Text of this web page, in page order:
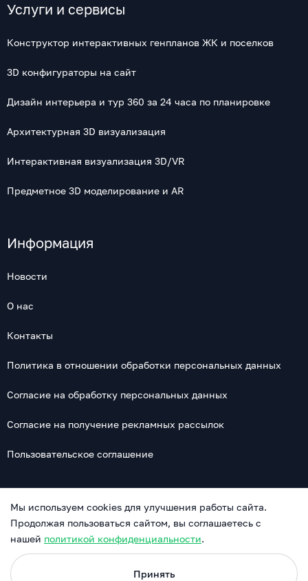
Услуги и сервисы
Конструктор интерактивных генпланов ЖК и поселков
3D конфигураторы на сайт
Дизайн интерьера и тур 360 за 24 часа по планировке
Архитектурная 3D визуализация
Интерактивная визуализация 3D/VR
Предметное 3D моделирование и AR
Информация
Новости
О нас
Контакты
Политика в отношении обработки персональных данных
Согласие на обработку персональных данных
Согласие на получение рекламных рассылок
Пользовательское соглашение
© GostimDoma 2026. Информация на сайте не является
публичной офертой. Обращаем Ваше внимание на то, что
данный интернет-сайт, а также вся информация об услугах
информационный характер и ни при каких условиях не
Мы используем cookies для улучшения работы сайта.
Продолжая пользоваться сайтом, вы соглашаетесь с
нашей политикой конфиденциальности.
Принять